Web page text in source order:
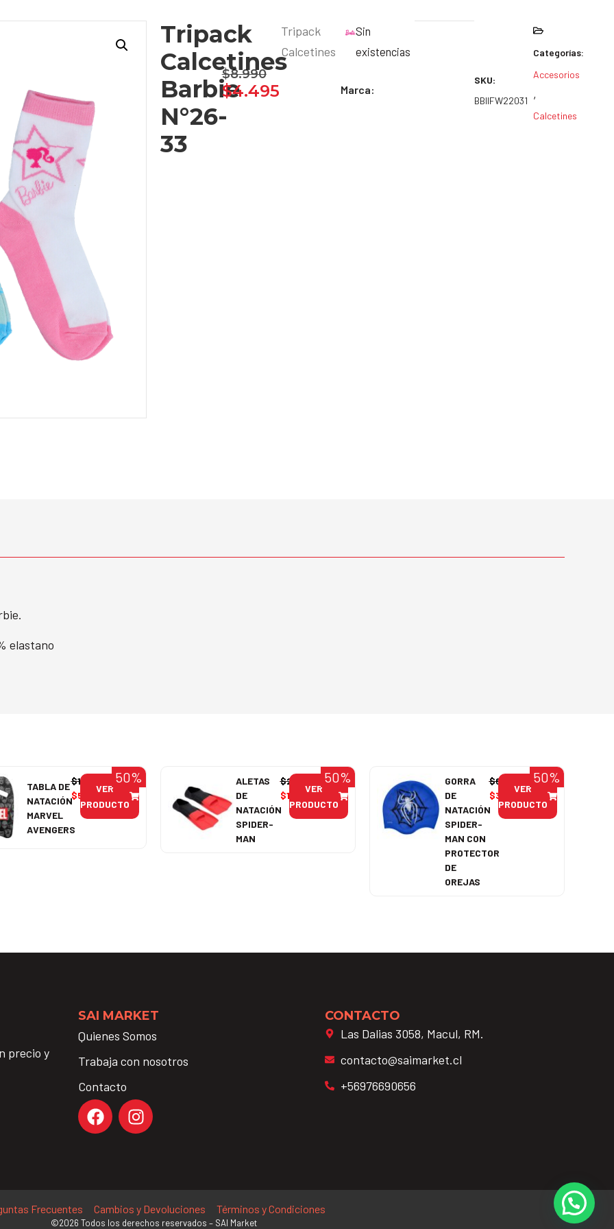
Tripack
Calcetines
Barbie
N°26-
33
$8.990
$4.495
Tripack
Calcetines
Marca:
Sin
existencias
SKU:
BBIIFW22031
Categorías:
Accesorios
,
Calcetines
elastano
50%
TABLA DE
NATACIÓN
MARVEL
AVENGERS
$11.990
$5.995
VER
PRODUCTO
50%
ALETAS
DE
NATACIÓN
SPIDER-
MAN
$29.990
$14.995
VER
PRODUCTO
50%
GORRA
DE
NATACIÓN
SPIDER-
MAN CON
PROTECTOR
DE
OREJAS
$6.990
$3.495
VER
PRODUCTO
precio y
SAI MARKET
Quienes Somos
Trabaja con nosotros
Contacto
CONTACTO
Las Dalias 3058, Macul, RM.
contacto@saimarket.cl
+56976690656
Frecuentes Cambios y Devoluciones Términos y Condiciones
©2026 Todos los derechos reservados – SAI Market